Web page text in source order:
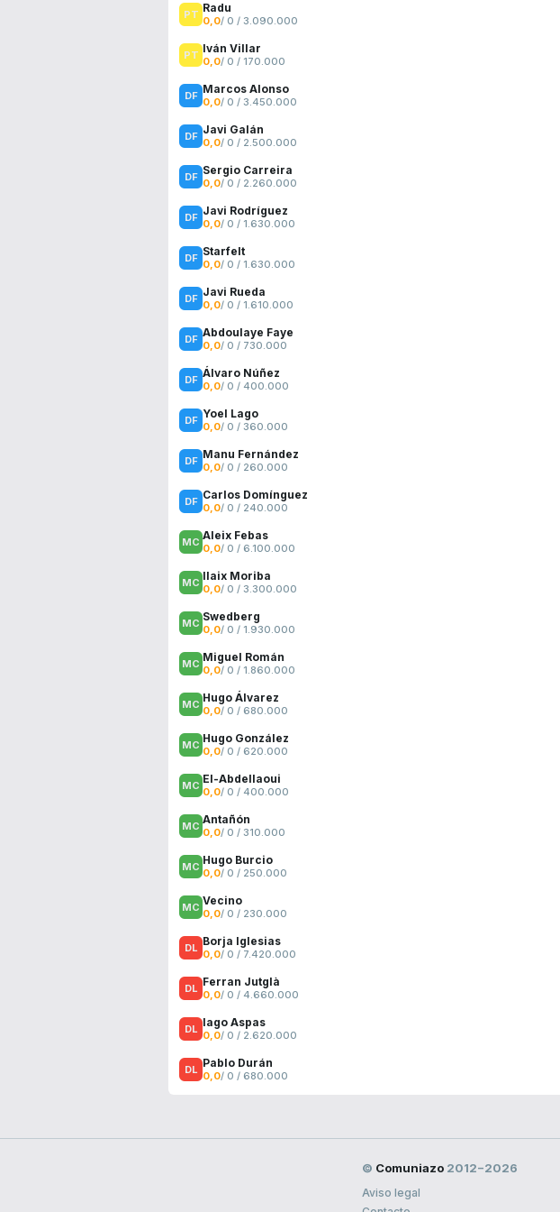
Radu
0,0/ 0 / 3.090.000
Iván Villar
0,0/ 0 / 170.000
Marcos Alonso
0,0/ 0 / 3.450.000
Javi Galán
0,0/ 0 / 2.500.000
Sergio Carreira
0,0/ 0 / 2.260.000
Javi Rodríguez
0,0/ 0 / 1.630.000
Starfelt
0,0/ 0 / 1.630.000
Javi Rueda
0,0/ 0 / 1.610.000
Abdoulaye Faye
0,0/ 0 / 730.000
Álvaro Núñez
0,0/ 0 / 400.000
Yoel Lago
0,0/ 0 / 360.000
Manu Fernández
0,0/ 0 / 260.000
Carlos Domínguez
0,0/ 0 / 240.000
Aleix Febas
0,0/ 0 / 6.100.000
Ilaix Moriba
0,0/ 0 / 3.300.000
Swedberg
0,0/ 0 / 1.930.000
Miguel Román
0,0/ 0 / 1.860.000
Hugo Álvarez
0,0/ 0 / 680.000
Hugo González
0,0/ 0 / 620.000
El-Abdellaoui
0,0/ 0 / 400.000
Antañón
0,0/ 0 / 310.000
Hugo Burcio
0,0/ 0 / 250.000
Vecino
0,0/ 0 / 230.000
Borja Iglesias
0,0/ 0 / 7.420.000
Ferran Jutglà
0,0/ 0 / 4.660.000
Iago Aspas
0,0/ 0 / 2.620.000
Pablo Durán
0,0/ 0 / 680.000
© Comuniazo 2012−2026
Aviso legal